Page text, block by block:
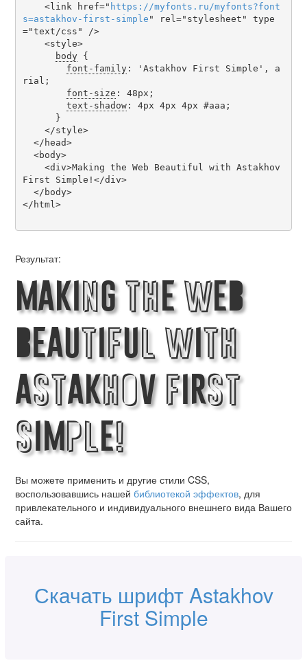
    <link href="
https ://myfonts . ru/myfonts?font
s=astakhov-first-simple " rel="stylesheet" type
="text/css" />
body {
font-family: 'Astakhov First Simple', a
rial;
font-size : 48px;
text-shadow: 4px 4px 4px #aaa;
First Simple!</div>
</html>
Результат:
Making the Web
Beautiful with
Astakhov First
Simple!
Вы можете применить и другие стили CSS,
воспользовавшись нашей библиотекой эффектов, для
привлекательного и индивидуального внешнего вида Вашего
сайта.
Скачать шрифт Astakhov
First Simple